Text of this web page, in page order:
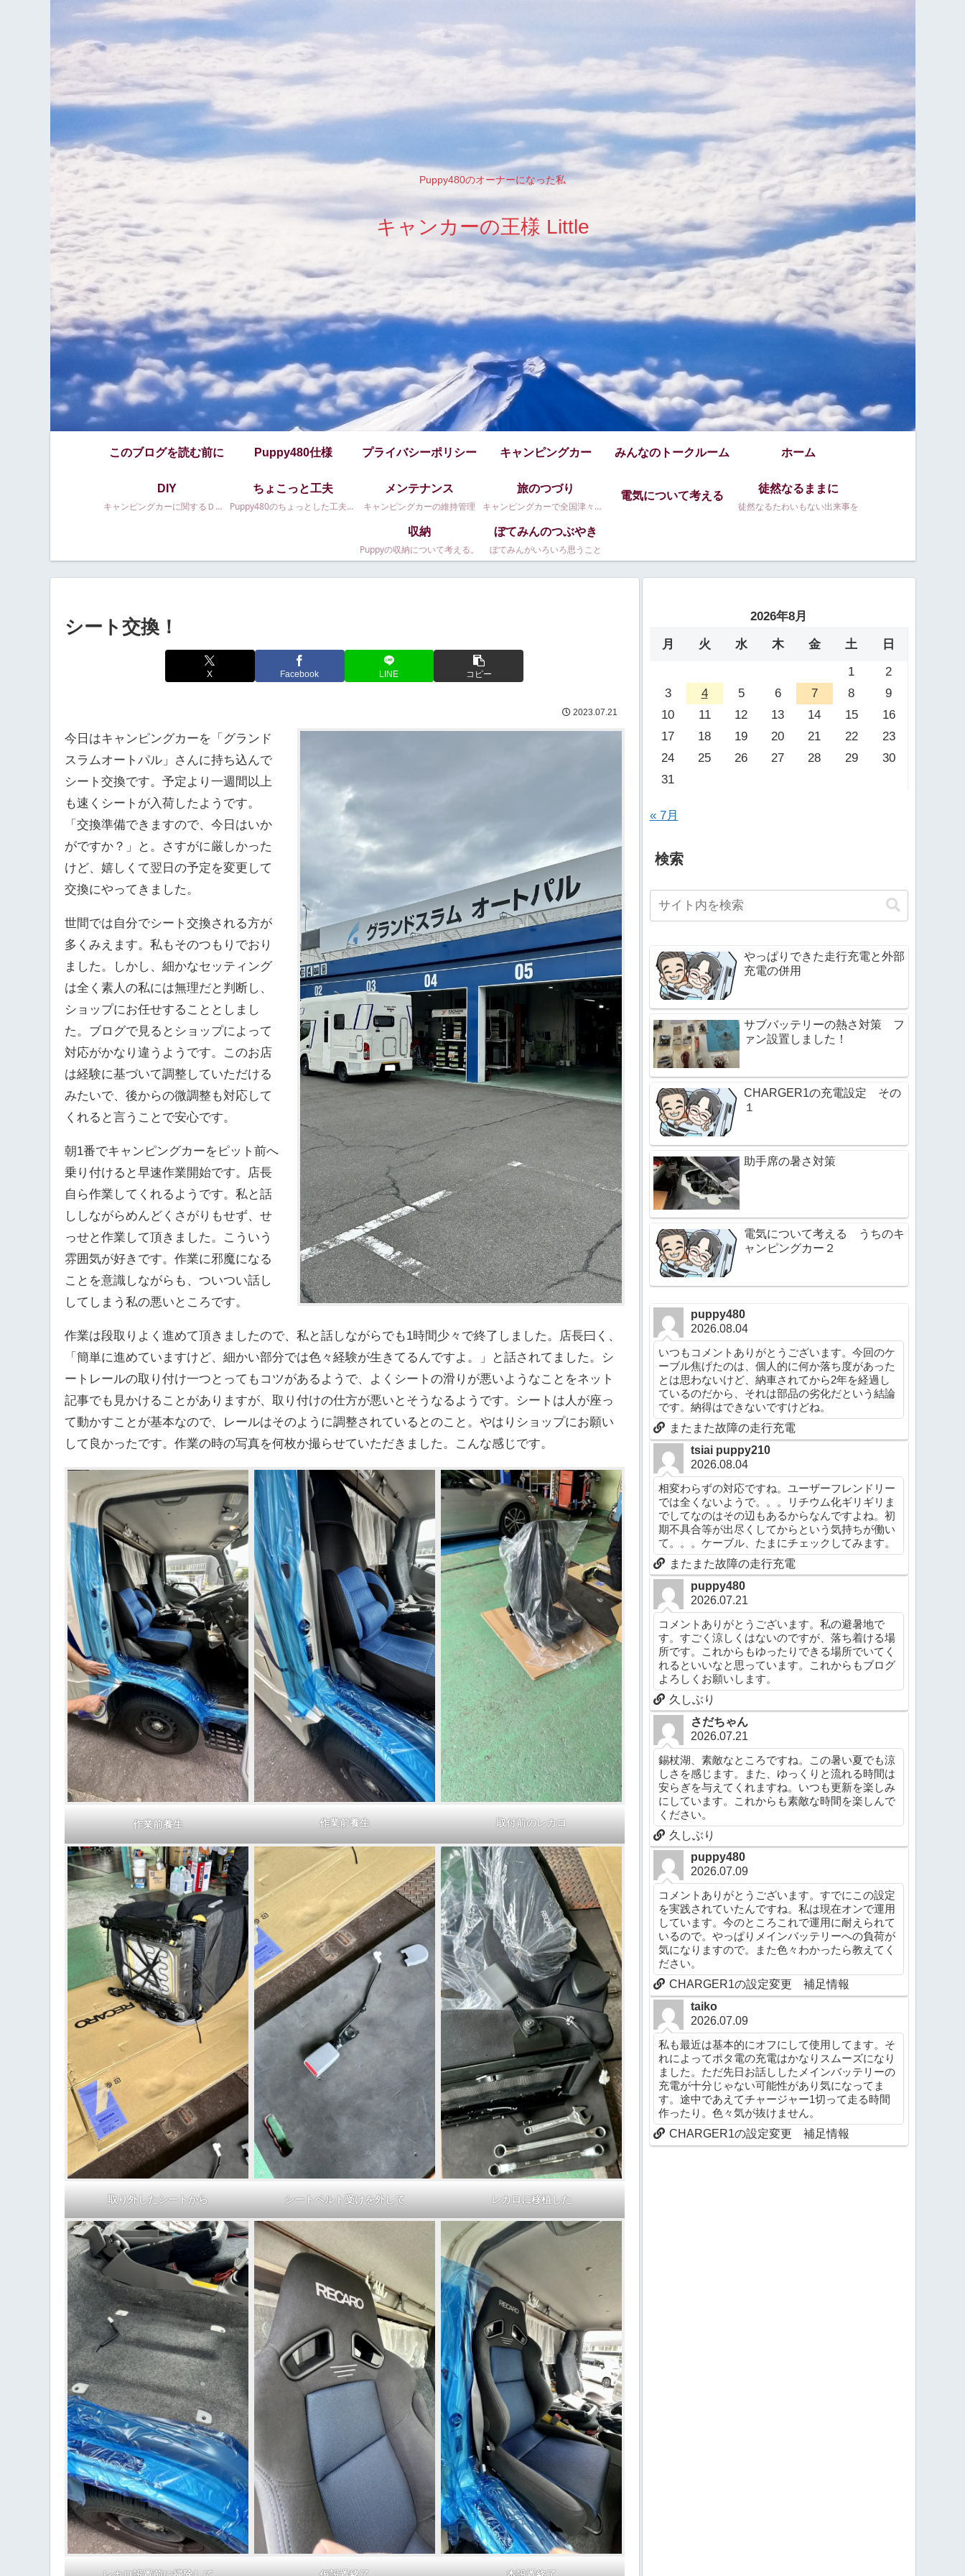
Puppy480のオーナーになった私
キャンカーの王様 Little
このブログを読む前に Puppy480仕様 プライバシーポリシー キャンピングカー みんなのトークルーム ホーム
DIY
キャンピングカーに関するＤＩＹ等
ちょこっと工夫
Puppy480のちょっとした工夫です
メンテナンス
キャンピングカーの維持管理
旅のつづり
キャンピングカーで全国津々浦々。
電気について考える
徒然なるままに
徒然なるたわいもない出来事を
収納
Puppyの収納について考える。
ぼてみんのつぶやき
ぼてみんがいろいろ思うこと
シート交換！
X Facebook LINE コピー
2023.07.21
今日はキャンピングカーを「グランド
スラムオートパル」さんに持ち込んで
シート交換です。予定より一週間以上
も速くシートが入荷したようです。
「交換準備できますので、今日はいか
がですか？」と。さすがに厳しかった
けど、嬉しくて翌日の予定を変更して
交換にやってきました。
世間では自分でシート交換される方が
多くみえます。私もそのつもりでおり
ました。しかし、細かなセッティング
は全く素人の私には無理だと判断し、
ショップにお任せすることとしまし
た。ブログで見るとショップによって
対応がかなり違うようです。このお店
は経験に基づいて調整していただける
みたいで、後からの微調整も対応して
くれると言うことで安心です。
朝1番でキャンピングカーをピット前へ
乗り付けると早速作業開始です。店長
自ら作業してくれるようです。私と話
ししながらめんどくさがりもせず、せ
っせと作業して頂きました。こういう
雰囲気が好きです。作業に邪魔になる
ことを意識しながらも、ついつい話し
してしまう私の悪いところです。
作業は段取りよく進めて頂きましたので、私と話しながらでも1時間少々で終了しました。店長曰く、
「簡単に進めていますけど、細かい部分では色々経験が生きてるんですよ。」と話されてました。シ
ートレールの取り付け一つとってもコツがあるようで、よくシートの滑りが悪いようなことをネット
記事でも見かけることがありますが、取り付けの仕方が悪いとそうなるようです。シートは人が座っ
て動かすことが基本なので、レールはそのように調整されているとのこと。やはりショップにお願い
して良かったです。作業の時の写真を何枚か撮らせていただきました。こんな感じです。
作業前養生 作業前養生 取付前のレカロ
取り外したシートから シートベルト受けを外して レカロに移植した
2026年8月
月 火 水 木 金 土
日
1
2
3
4 5 6 7 8
9
10
11 12 13 14 15
16
17
18 19 20 21 22
23
24
25 26 27 28 29
30
31
« 7月
検索
やっぱりできた走行充電と外部
充電の併用
サブバッテリーの熱さ対策 フ
ァン設置しました！
CHARGER1の充電設定 その
１
助手席の暑さ対策
電気について考える うちのキ
ャンピングカー２
puppy480
2026.08.04
いつもコメントありがとうございます。今回のケ
ーブル焦げたのは、個人的に何か落ち度があった
とは思わないけど、納車されてから2年を経過し
ているのだから、それは部品の劣化だという結論
です。納得はできないですけどね。
またまた故障の走行充電
tsiai puppy210
2026.08.04
相変わらずの対応ですね。ユーザーフレンドリー
では全くないようで。。。リチウム化ギリギリま
でしてなのはその辺もあるからなんですよね。初
期不具合等が出尽くしてからという気持ちが働い
て。。。ケーブル、たまにチェックしてみます。
またまた故障の走行充電
puppy480
2026.07.21
コメントありがとうございます。私の避暑地で
す。すごく涼しくはないのですが、落ち着ける場
所です。これからもゆったりできる場所でいてく
れるといいなと思っています。これからもブログ
よろしくお願いします。
久しぶり
さだちゃん
2026.07.21
錫杖湖、素敵なところですね。この暑い夏でも涼
しさを感じます。また、ゆっくりと流れる時間は
安らぎを与えてくれますね。いつも更新を楽しみ
にしています。これからも素敵な時間を楽しんで
ください。
久しぶり
puppy480
2026.07.09
コメントありがとうございます。すでにこの設定
を実践されていたんですね。私は現在オンで運用
しています。今のところこれで運用に耐えられて
いるので。やっぱりメインバッテリーへの負荷が
気になりますので。また色々わかったら教えてく
ださい。
CHARGER1の設定変更 補足情報
taiko
2026.07.09
私も最近は基本的にオフにして使用してます。そ
れによってポタ電の充電はかなりスムーズになり
ました。ただ先日お話ししたメインバッテリーの
充電が十分じゃない可能性があり気になってま
す。途中であえてチャージャー1切って走る時間
作ったり。色々気が抜けません。
CHARGER1の設定変更 補足情報